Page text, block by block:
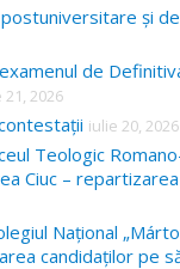
și
de
21, 2026
iulie 20, 2026
Teologic
Ciuc –
Național
candidaților pe